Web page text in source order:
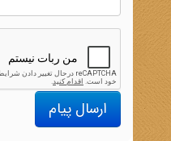
ارسال پیام